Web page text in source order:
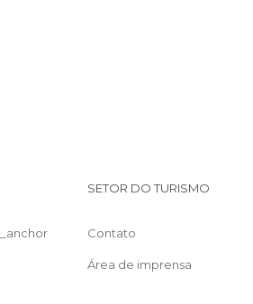
SETOR DO TURISMO
Contato
Área de imprensa